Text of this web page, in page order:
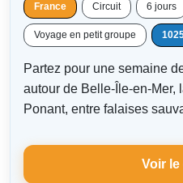
France Circuit 6 jours
Voyage en petit groupe
Partez pour une semaine
autour de Belle-Île-en-Mer,
Ponant, entre falaises
Voir